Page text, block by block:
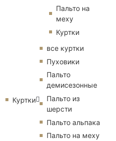
Пальто на
меху
Куртки
Куртки
все куртки
Пуховики
Пальто
демисезонные
Пальто из
шерсти
Пальто альпака
Пальто на меху